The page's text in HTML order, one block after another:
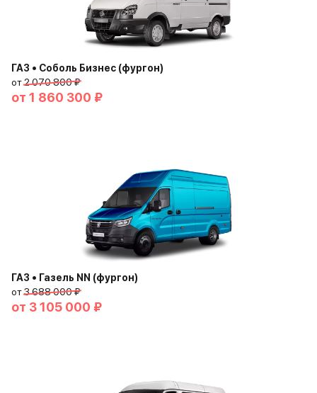
ГАЗ • Соболь Бизнес (фургон)
от2 070 800 ₽
от 1 860 300 ₽
ГАЗ • Газель NN (фургон)
от3 688 000 ₽
от 3 105 000 ₽